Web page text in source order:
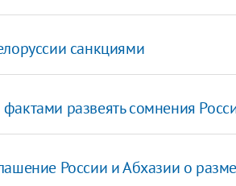
санкциями
развеять сомнения
России и Абхазии о